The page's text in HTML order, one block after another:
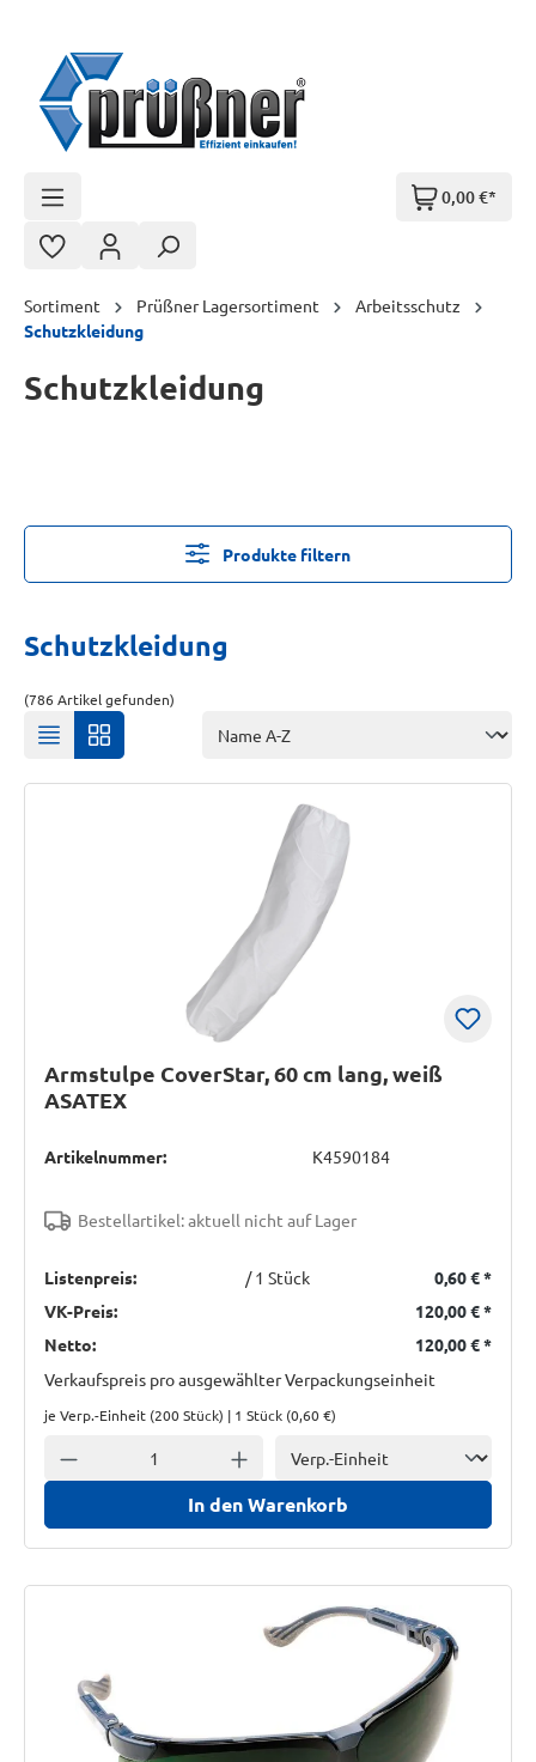
0,00 €*
Sortiment Prüßner Lagersortiment
Arbeitsschutz
Schutzkleidung
Schutzkleidung
Produkte filtern
Schutzkleidung
(786 Artikel gefunden)
Armstulpe CoverStar, 60 cm lang, weiß
ASATEX
Artikelnummer: K4590184
Bestellartikel: aktuell nicht auf Lager
Listenpreis: / 1 Stück 0,60 €*
VK-Preis:
120,00 €*
Netto:
120,00 €*
Verkaufspreis pro ausgewählter Verpackungseinheit
je Verp.-Einheit (200 Stück) | 1 Stück (0,60 €)
Anzahl verringern Anzahl erhöhen
In den Warenkorb